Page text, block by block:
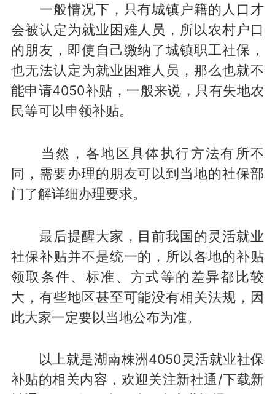
一般情况下，只有城镇户籍的人口才
会被认定为就业困难人员，所以农村户口
的朋友，即使自己缴纳了城镇职工社保，
也无法认定为就业困难人员，那么也就不
能申请4050补贴，一般来说，只有失地农
民等可以申领补贴。
当然，各地区具体执行方法有所不
同，需要办理的朋友可以到当地的社保部
门了解详细办理要求。
最后提醒大家，目前我国的灵活就业
社保补贴并不是统一的，所以各地的补贴
领取条件、标准、方式等的差异都比较
大，有些地区甚至可能没有相关法规，因
此大家一定要以当地公布为准。
以上就是湖南株洲4050灵活就业社保
补贴的相关内容，欢迎关注新社通/下载新